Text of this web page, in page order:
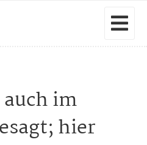
auch im
hier